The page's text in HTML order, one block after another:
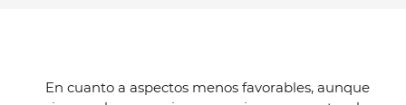
En cuanto a aspectos menos favorables, aunque